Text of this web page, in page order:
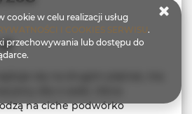
się na drugim piętrze, ma
dla 4 osób. Okna
na ciche podwórko
cookie w celu realizacji usług
I COOKIES SERWISU.
przechowywania lub dostępu do